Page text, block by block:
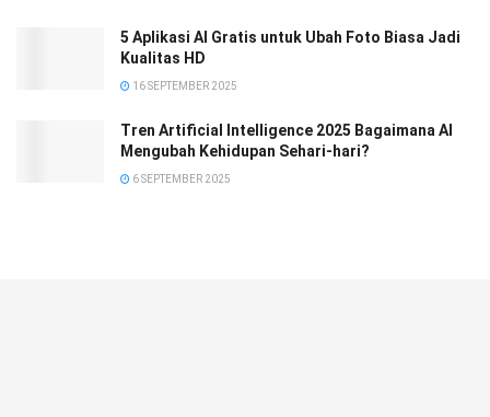
5 Aplikasi AI Gratis untuk Ubah Foto Biasa Jadi
Kualitas HD
16 SEPTEMBER 2025
Tren Artificial Intelligence 2025 Bagaimana AI
Mengubah Kehidupan Sehari-hari?
6 SEPTEMBER 2025